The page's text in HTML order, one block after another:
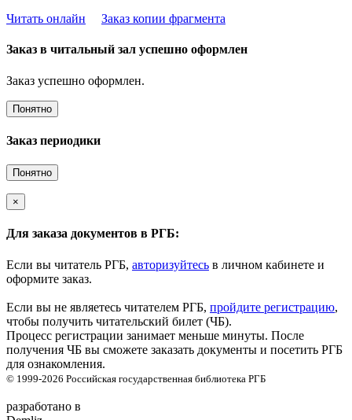
Читать онлайн
Заказ копии фрагмента
Заказ в читальный зал успешно оформлен
Заказ успешно оформлен.
Понятно
Заказ периодики
Понятно
×
Для заказа документов в РГБ:
Если вы читатель РГБ, авторизуйтесь в личном кабинете и
оформите заказ.
Если вы не являетесь читателем РГБ, пройдите регистрацию,
чтобы получить читательский билет (ЧБ).
Процесс регистрации занимает меньше минуты. После
получения ЧБ вы сможете заказать документы и посетить РГБ
для ознакомления.
© 1999-2026 Российская государственная библиотека РГБ
разработано в